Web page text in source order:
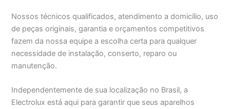
Nossos técnicos qualificados, atendimento a domicílio, uso
de peças originais, garantia e orçamentos competitivos
fazem da nossa equipe a escolha certa para qualquer
necessidade de instalação, conserto, reparo ou
manutenção.
Independentemente de sua localização no Brasil, a
Electrolux está aqui para garantir que seus aparelhos